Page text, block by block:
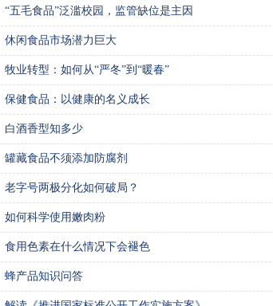
“五毛食品”泛滥校园，监管缺位是主因
休闲食品市场潜力巨大
牧业转型：如何从“严冬”到“暖春”
保健食品：以健康的名义成长
白酒香型知多少
罐藏食品不须添加防腐剂
老字号两极分化如何破局？
如何科学使用嫩肉粉
食用色素在什么情况下会褪色
蜂产品知识问答